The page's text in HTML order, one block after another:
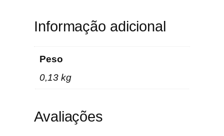
e
w
s
a
Informação adicional
Peso
0,13 kg
Avaliações